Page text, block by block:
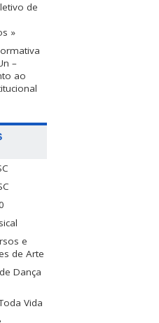
de
»
–
ao
e
de Arte
Dança
Vida